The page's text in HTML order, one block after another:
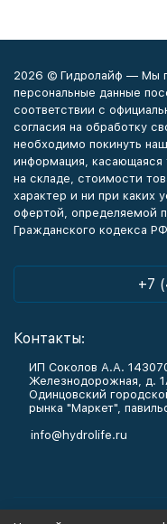
2026 © Гидролайф — Мы
персональные данные
соответствии с
согласия на обработку
необходимо покинуть
информация, касающаяся
на складе, стоимости
характер и ни при каких
офертой, определяемой
Гражданского кодекса
+7
Контакты:
ИП Соколов А.А.
Железнодорожная, д.
Одинцовский
рынка "Маркет",
info@hydrolife.ru